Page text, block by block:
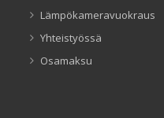
Lämpökameravuokraus
Yhteistyössä
Osamaksu